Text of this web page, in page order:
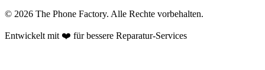
© 2026 The Phone Factory. Alle Rechte vorbehalten.
Entwickelt mit ❤️ für bessere Reparatur-Services